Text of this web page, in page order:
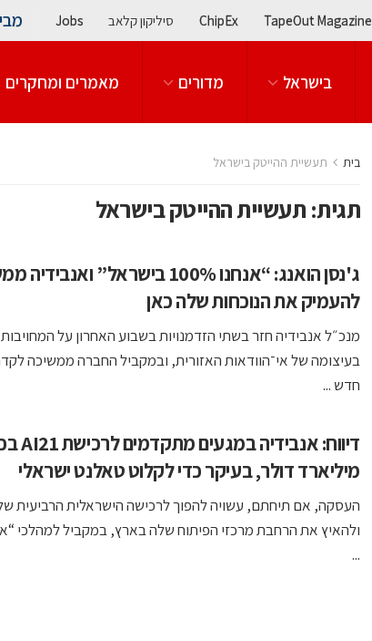
TapeOut Magazine
ChipEx סיליקון קלאב Jobs
בישראל מדורים מאמרים ומחקרים
בית תעשיית ההייטק בישראל
תגית: תעשיית ההייטק בישראל
ג'נסן הואנג: “אנחנו 100% בישראל”
להעמיק את הנוכחות שלה כאן
מנכ״ל אנבידיה חזר בשתי הזדמנויות בשבוע האחרון על
בעיצומה של אי־הוודאות האזורית, ובמקביל החברה ממשיכה
חדש ...
מיליארד דולר, בעיקר כדי לקלוט טאלנט ישראלי
העסקה, אם תיחתם, עשויה להפוך לרכישה הישראלית הרביעית
ולהאיץ את הרחבת מרכזי הפיתוח שלה בארץ, במקביל למהלכי
...